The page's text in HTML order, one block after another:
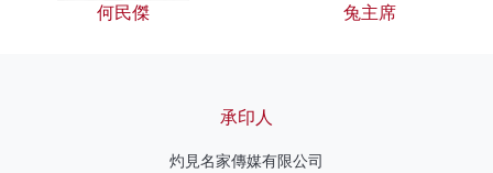
何民傑 兔主席
承印人
灼見名家傳媒有限公司